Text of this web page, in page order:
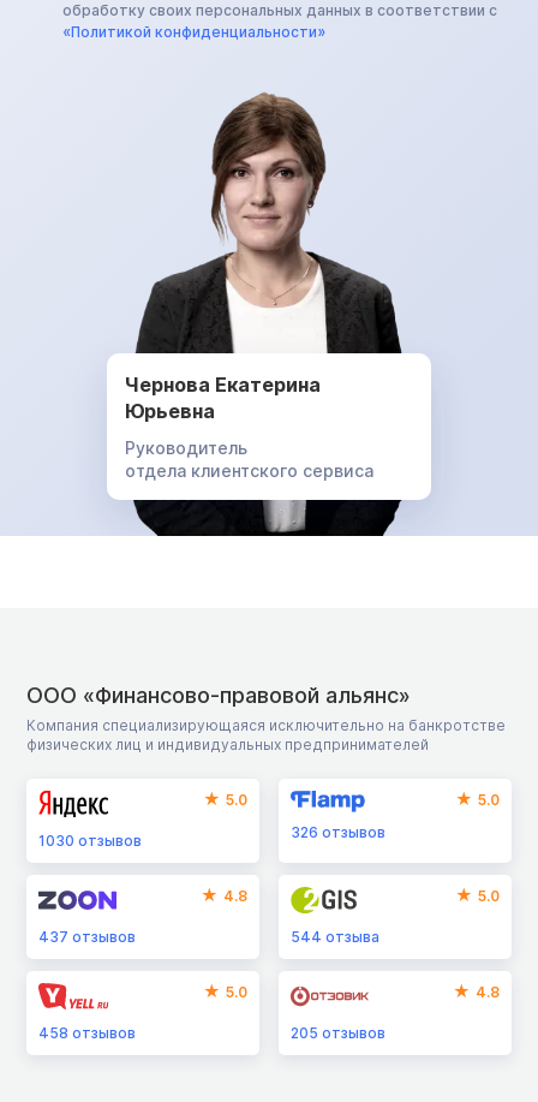
обработку своих персональных данных в соответствии с
«Политикой конфиденциальности»
Чернова Екатерина
Юрьевна
Руководитель
отдела клиентского сервиса
ООО «Финансово-правовой альянс»
Компания специализирующаяся исключительно на банкротстве
физических лиц и индивидуальных предпринимателей
5.0
1030 отзывов
5.0
326отзывов
4.8
437 отзывов
5.0
544отзыва
5.0
458 отзывов
4.8
205отзывов